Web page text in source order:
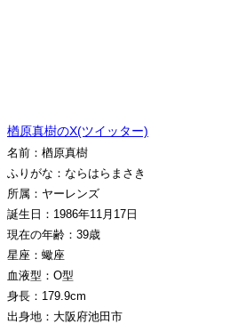
楢原真樹のX(ツイッター)
名前：楢原真樹
ふりがな：ならはらまさき
所属：ヤーレンズ
誕生日：1986年11月17日
現在の年齢：39歳
星座：蠍座
血液型：O型
身長：179.9cm
出身地：大阪府池田市